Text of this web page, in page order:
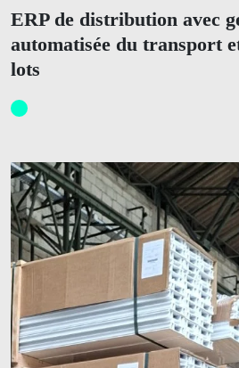
ERP de distribution avec
automatisée du transport
lots